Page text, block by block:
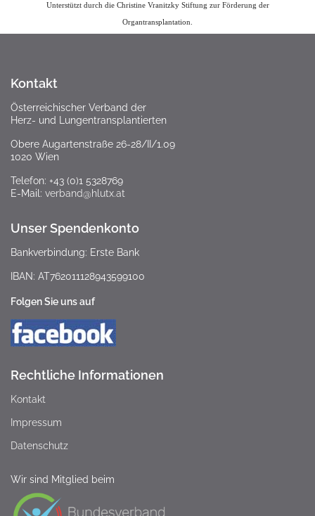
Unterstützt durch die Christine Vranitzky Stiftung zur Förderung der
Organtransplantation.
Kontakt
Österreichischer Verband der
Herz- und Lungentransplantierten
Obere Augartenstraße 26-28/II/1.09
1020 Wien
Telefon: +43 (0)1 5328769
E-Mail: verband@hlutx.at
Unser Spendenkonto
Bankverbindung: Erste Bank
IBAN: AT762011128943599100
Folgen Sie uns auf
Rechtliche Informationen
Kontakt
Impressum
Datenschutz
Wir sind Mitglied beim